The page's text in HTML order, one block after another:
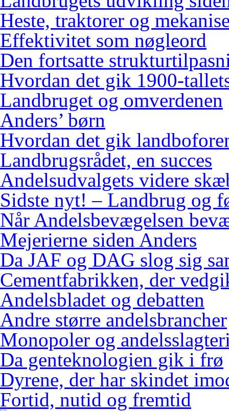
Heste, traktorer og
Effektivitet som nøgleord
Den fortsatte
Hvordan det gik 1900-
Landbruget og omverdenen
Anders’ børn
Hvordan det gik
Landbrugsrådet, en succes
Andelsudvalgets videre
Sidste nyt! – Landbrug og
Når Andelsbevægelsen
Mejerierne siden Anders
Da JAF og DAG slog sig
Cementfabrikken, der
Andelsbladet og debatten
Andre større andelsbrancher
Monopoler og
Da genteknologien gik i frø
Dyrene, der har skindet
Fortid, nutid og fremtid